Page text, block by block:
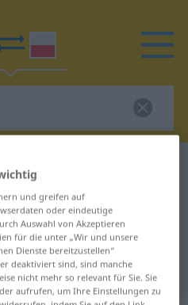
Übersetzung für
Übersetzung
und greifen auf
oder eindeutige
Auswahl von Akzeptieren
für die unter „Wir und unsere
Dienste bereitzustellen“
deaktiviert sind, sind manche
nicht mehr so relevant für Sie. Sie
aufrufen, um Ihre Einstellungen zu